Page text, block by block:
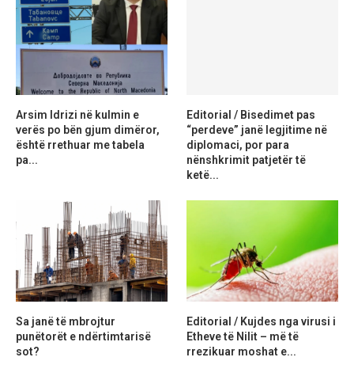
Arsim Idrizi në kulmin e
verës po bën gjum dimëror,
është rrethuar me tabela
pa...
Editorial / Bisedimet pas
“perdeve” janë legjitime në
diplomaci, por para
nënshkrimit patjetër të
ketë...
Sa janë të mbrojtur
punëtorët e ndërtimtarisë
sot?
Editorial / Kujdes nga virusi i
Etheve të Nilit – më të
rrezikuar moshat e...